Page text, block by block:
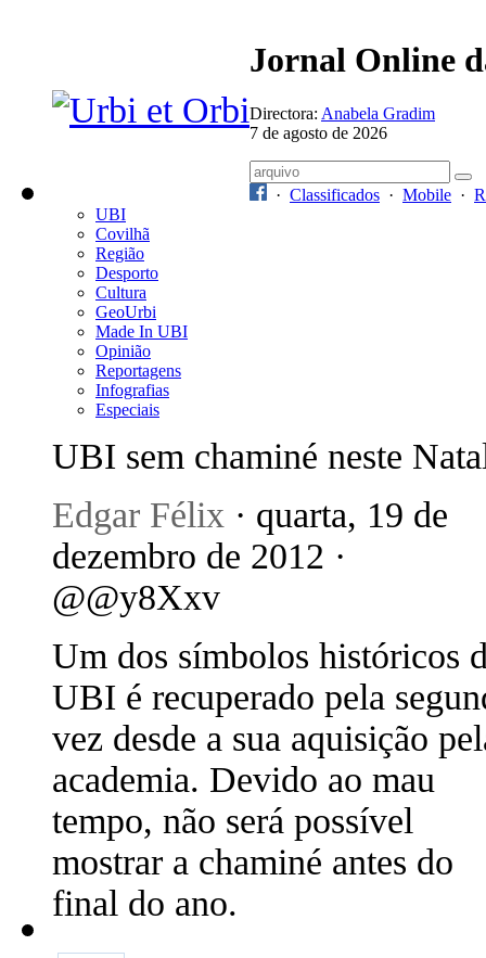
Jornal Online
Directora: Anabela Gradim
7 de agosto de 2026
· Classificados · Mobile ·
UBI
Covilhã
Região
Desporto
Cultura
GeoUrbi
Made In UBI
Opinião
Reportagens
Infografias
Especiais
UBI sem chaminé neste
Edgar Félix · quarta, 19 de
dezembro de 2012 ·
@@y8Xxv
Um dos símbolos históricos
UBI é recuperado pela
vez desde a sua aquisição
academia. Devido ao mau
tempo, não será possível
mostrar a chaminé antes do
final do ano.